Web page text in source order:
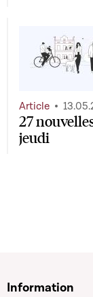
27
jeudi
Article
Information